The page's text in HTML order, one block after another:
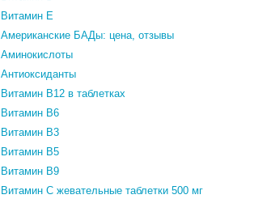
Витамин Е
Американские БАДы: цена, отзывы
Аминокислоты
Антиоксиданты
Витамин B12 в таблетках
Витамин B6
Витамин В3
Витамин В5
Витамин В9
Витамин С жевательные таблетки 500 мг